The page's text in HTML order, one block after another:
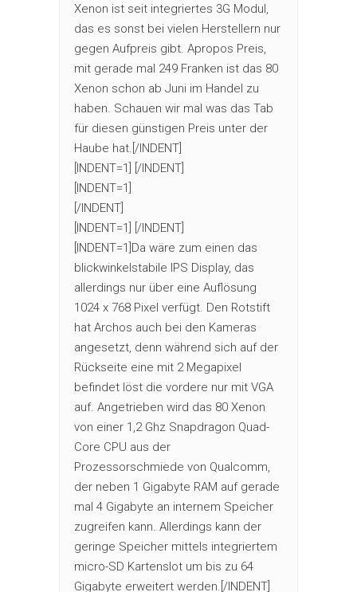
Xenon ist seit integriertes 3G Modul,
das es sonst bei vielen Herstellern nur
gegen Aufpreis gibt. Apropos Preis,
mit gerade mal 249 Franken ist das 80
Xenon schon ab Juni im Handel zu
haben. Schauen wir mal was das Tab
für diesen günstigen Preis unter der
Haube hat.[/INDENT]
[INDENT=1] [/INDENT]
[INDENT=1]
[/INDENT]
[INDENT=1] [/INDENT]
[INDENT=1]Da wäre zum einen das
blickwinkelstabile IPS Display, das
allerdings nur über eine Auflösung
1024 x 768 Pixel verfügt. Den Rotstift
hat Archos auch bei den Kameras
angesetzt, denn während sich auf der
Rückseite eine mit 2 Megapixel
befindet löst die vordere nur mit VGA
auf. Angetrieben wird das 80 Xenon
von einer 1,2 Ghz Snapdragon Quad-
Core CPU aus der
Prozessorschmiede von Qualcomm,
der neben 1 Gigabyte RAM auf gerade
mal 4 Gigabyte an internem Speicher
zugreifen kann. Allerdings kann der
geringe Speicher mittels integriertem
micro-SD Kartenslot um bis zu 64
Gigabyte erweitert werden.[/INDENT]